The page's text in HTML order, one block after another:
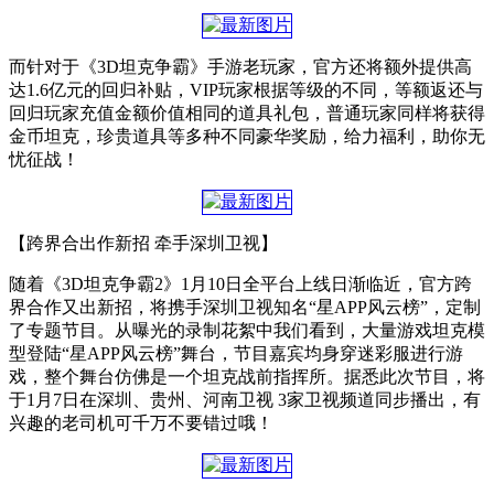
而针对于《3D坦克争霸》手游老玩家，官方还将额外提供高
达1.6亿元的回归补贴，VIP玩家根据等级的不同，等额返还与
回归玩家充值金额价值相同的道具礼包，普通玩家同样将获得
金币坦克，珍贵道具等多种不同豪华奖励，给力福利，助你无
忧征战！
【跨界合出作新招 牵手深圳卫视】
随着《3D坦克争霸2》1月10日全平台上线日渐临近，官方跨
界合作又出新招，将携手深圳卫视知名“星APP风云榜”，定制
了专题节目。从曝光的录制花絮中我们看到，大量游戏坦克模
型登陆“星APP风云榜”舞台，节目嘉宾均身穿迷彩服进行游
戏，整个舞台仿佛是一个坦克战前指挥所。据悉此次节目，将
于1月7日在深圳、贵州、河南卫视 3家卫视频道同步播出，有
兴趣的老司机可千万不要错过哦！